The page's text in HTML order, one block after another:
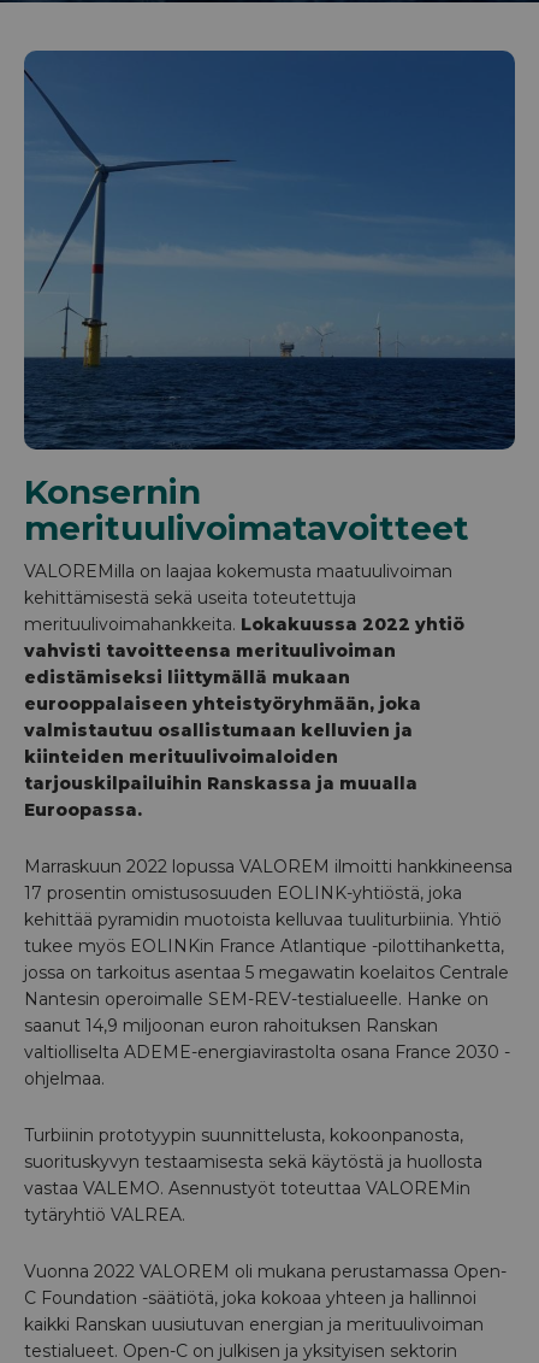
Konsernin
merituulivoimatavoitteet
VALOREMilla on laajaa kokemusta maatuulivoiman
kehittämisestä sekä useita toteutettuja
merituulivoimahankkeita. Lokakuussa 2022 yhtiö
vahvisti tavoitteensa merituulivoiman
edistämiseksi liittymällä mukaan
eurooppalaiseen yhteistyöryhmään, joka
valmistautuu osallistumaan kelluvien ja
kiinteiden merituulivoimaloiden
tarjouskilpailuihin Ranskassa ja muualla
Euroopassa.
Marraskuun 2022 lopussa VALOREM ilmoitti hankkineensa
17 prosentin omistusosuuden EOLINK-yhtiöstä, joka
kehittää pyramidin muotoista kelluvaa tuuliturbiinia. Yhtiö
tukee myös EOLINKin France Atlantique -pilottihanketta,
jossa on tarkoitus asentaa 5 megawatin koelaitos Centrale
Nantesin operoimalle SEM-REV-testialueelle. Hanke on
saanut 14,9 miljoonan euron rahoituksen Ranskan
valtiolliselta ADEME-energiavirastolta osana France 2030 -
ohjelmaa.
Turbiinin prototyypin suunnittelusta, kokoonpanosta,
suorituskyvyn testaamisesta sekä käytöstä ja huollosta
vastaa VALEMO. Asennustyöt toteuttaa VALOREMin
tytäryhtiö VALREA.
Vuonna 2022 VALOREM oli mukana perustamassa Open-
C Foundation -säätiötä, joka kokoaa yhteen ja hallinnoi
kaikki Ranskan uusiutuvan energian ja merituulivoiman
testialueet. Open-C on julkisen ja yksityisen sektorin